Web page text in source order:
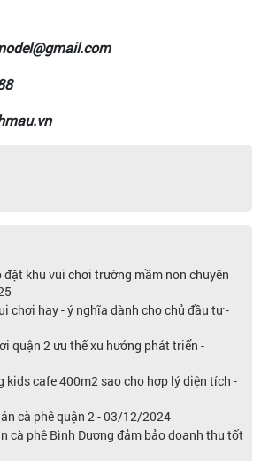
đặt khu vui chơi trường mầm non chuyên
chơi hay - ý nghĩa dành cho chủ đầu tư -
quận 2 ưu thế xu hướng phát triển -
kids cafe 400m2 sao cho hợp lý diện tích -
cà phê quận 2 - 03/12/2024
cà phê Bình Dương đảm bảo doanh thu tốt